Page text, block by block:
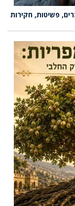
פשיטות, חקירות